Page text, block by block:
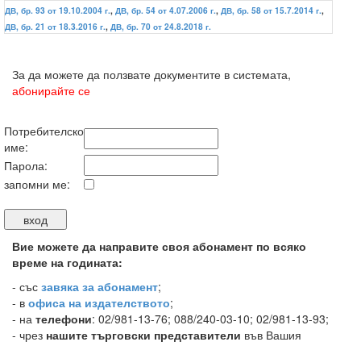
ДВ, бр. 93 от 19.10.2004 г., ДВ, бр. 54 от 4.07.2006 г., ДВ, бр. 58 от 15.7.2014 г.,
ДВ, бр. 21 от 18.3.2016 г., ДВ, бр. 70 от 24.8.2018 г.
За да можете да ползвате документите в системата,
абонирайте се
Потребителско
име:
Парола:
запомни ме:
Вие можете да направите своя абонамент по всяко
време на годината:
- със завяка за абонамент;
- в офиса на издателството;
- на телефони: 02/981-13-76; 088/240-03-10; 02/981-13-93;
- чрез нашите търговски представители във Вашия